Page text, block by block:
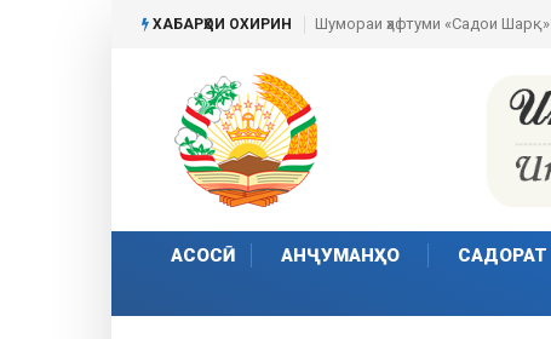
ХАБАРҲОИ ОХИРИН Пешвои ҳаракати сулҳи ҷаҳонӣ
АСОСӢ АНҶУМАНҲО САДОРАТ